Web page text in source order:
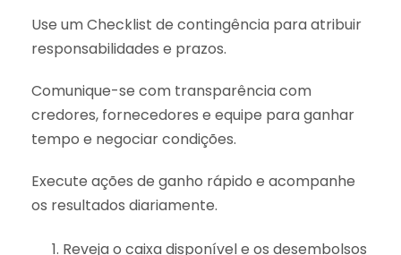
Use um Checklist de contingência para atribuir
responsabilidades e prazos.
Comunique-se com transparência com
credores, fornecedores e equipe para ganhar
tempo e negociar condições.
Execute ações de ganho rápido e acompanhe
os resultados diariamente.
Reveja o caixa disponível e os desembolsos